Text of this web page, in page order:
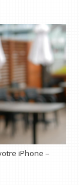
iPhone –